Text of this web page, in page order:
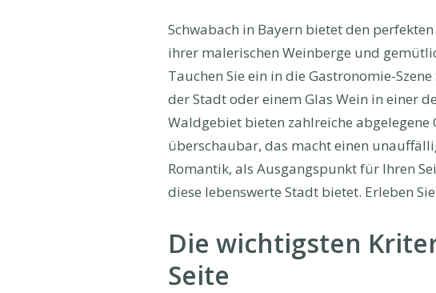
Schwabach in Bayern bietet den
ihrer malerischen Weinberge und
Tauchen Sie ein in die Gastronomie-
der Stadt oder einem Glas Wein in einer
Waldgebiet bieten zahlreiche
überschaubar, das macht einen
Romantik, als Ausgangspunkt für Ihren
diese lebenswerte Stadt bietet. Erleben
Die wichtigsten
Seite